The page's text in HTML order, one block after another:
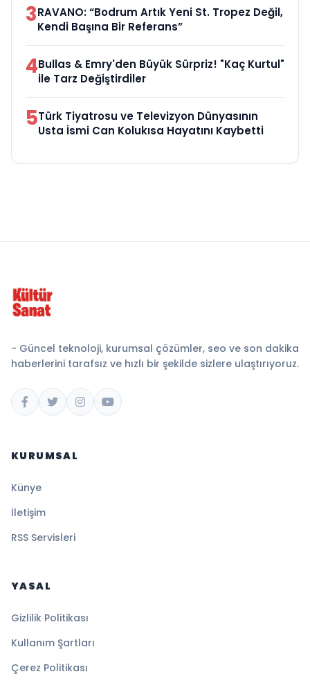
3RAVANO: “Bodrum Artık Yeni St. Tropez Değil,
Kendi Başına Bir Referans”
4Bullas & Emry'den Büyük Sürpriz! "Kaç Kurtul"
ile Tarz Değiştirdiler
5Türk Tiyatrosu ve Televizyon Dünyasının
Usta İsmi Can Kolukısa Hayatını Kaybetti
- Güncel teknoloji, kurumsal çözümler, seo ve son dakika
haberlerini tarafsız ve hızlı bir şekilde sizlere ulaştırıyoruz.
KURUMSAL
Künye
İletişim
RSS Servisleri
YASAL
Gizlilik Politikası
Kullanım Şartları
Çerez Politikası